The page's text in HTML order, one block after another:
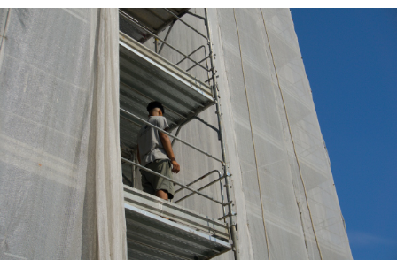
PODCAST
NEWSLETTER
I MIEI PREFERITI
SHOP
CALENDARIO